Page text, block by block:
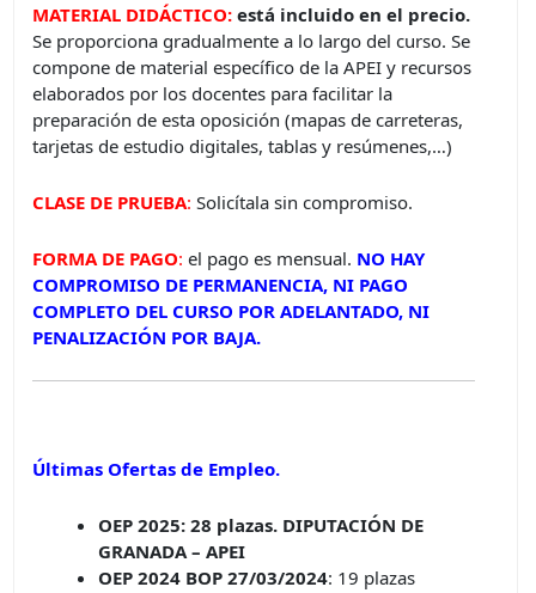
MATERIAL DIDÁCTICO:está incluido en el precio.
Se proporciona gradualmente a lo largo del curso. Se
compone de material específico de la APEI y recursos
elaborados por los docentes para facilitar la
preparación de esta oposición (mapas de carreteras,
tarjetas de estudio digitales, tablas y resúmenes,…)
CLASE DE PRUEBA: Solicítala sin compromiso.
FORMA DE PAGO: el pago es mensual. NO HAY
COMPROMISO DE PERMANENCIA, NI PAGO
COMPLETO DEL CURSO POR ADELANTADO, NI
PENALIZACIÓN POR BAJA.
Últimas Ofertas de Empleo.
OEP 2025: 28 plazas. DIPUTACIÓN DE
GRANADA – APEI
OEP 2024 BOP 27/03/2024: 19 plazas